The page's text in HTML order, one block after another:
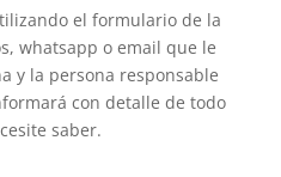
el formulario de la
whatsapp o email que le
y la persona responsable
con detalle de todo
saber.